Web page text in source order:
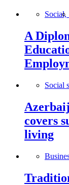
Social,
A
Social
covers
living